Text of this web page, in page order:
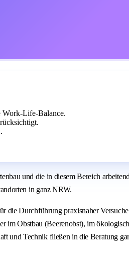
Work-Life-Balance.
und die in diesem Bereich
in ganz NRW.
Durchführung praxisnaher
Obstbau (Beerenobst), im
und Technik fließen in die Beratung